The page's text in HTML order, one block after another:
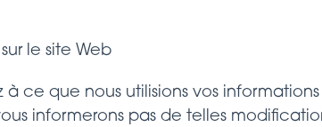
le site Web
à ce que nous utilisions vos
informerons pas de telles